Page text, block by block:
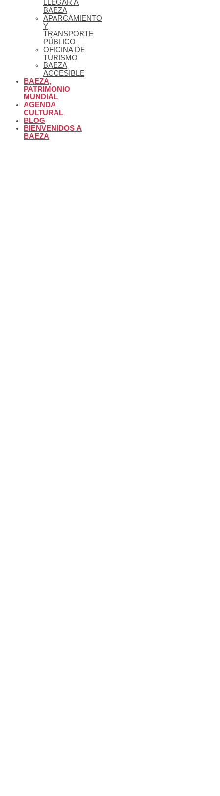
LLEGAR A
BAEZA
APARCAMIENTO
Y
TRANSPORTE
PÚBLICO
OFICINA DE
TURISMO
BAEZA
ACCESIBLE
BAEZA,
PATRIMONIO
MUNDIAL
AGENDA
CULTURAL
BLOG
BIENVENIDOS A
BAEZA